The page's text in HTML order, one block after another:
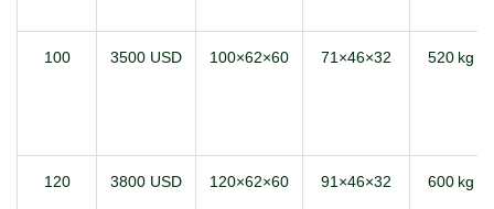
100 3500 USD 100×62×60 71×46×32 520 kg
120 3800 USD 120×62×60 91×46×32 600 kg